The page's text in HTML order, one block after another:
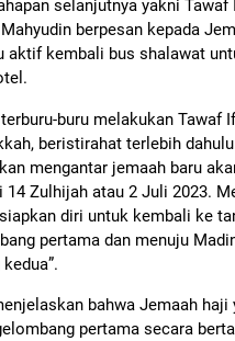
selanjutnya yakni Tawaf
berpesan kepada
aktif kembali bus shalawat
buru melakukan Tawaf
beristirahat terlebih
mengantar jemaah baru
14 Zulhijah atau 2 Juli 2023.
diri untuk kembali ke
pertama dan menuju
bahwa Jemaah haji
pertama secara